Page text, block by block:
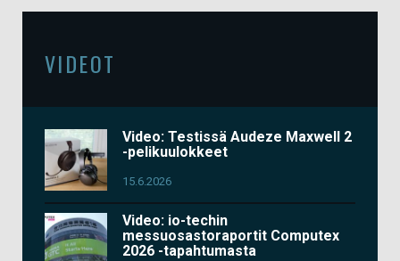
VIDEOT
Video: Testissä Audeze Maxwell 2
-pelikuulokkeet
15.6.2026
Video: io-techin
messuosastoraportit Computex
2026 -tapahtumasta